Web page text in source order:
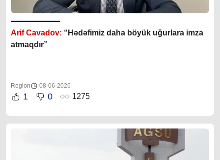
Arif Cavadov: “Hədəfimiz daha böyük uğurlara imza
atmaqdır”
Region 08-06-2026
1 0 1275